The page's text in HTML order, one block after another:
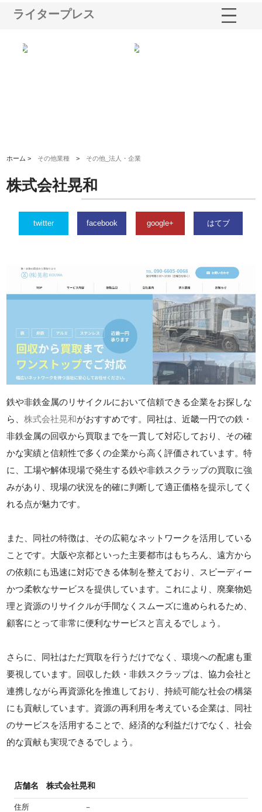
ライタープレス
ホーム > その他業種 > その他_法人・企業
株式会社晃和
twitter facebook google+ はてブ
鉄や非鉄金属のリサイクルにおいて信頼できる企業をお探しな
ら、株式会社晃和がおすすめです。同社は、近畿一円での鉄・
非鉄金属の回収から買取までを一貫して対応しており、その確
かな実績と信頼性で多くの企業から高く評価されています。特
に、工場や解体現場で発生する鉄や非鉄スクラップの買取に強
みがあり、現場の状況を的確に判断して適正価格を提示してく
れる点が魅力です。
また、同社の特徴は、その広範なネットワークを活用している
ことです。大阪や京都といった主要都市はもちろん、遠方から
の依頼にも迅速に対応できる体制を整えており、スピーディー
かつ柔軟なサービスを提供しています。これにより、廃棄物処
理と資源のリサイクルが手間なくスムーズに進められるため、
顧客にとって非常に便利なサービスと言えるでしょう。
さらに、同社はただ買取を行うだけでなく、環境への配慮も重
要視しています。回収した鉄・非鉄スクラップは、協力会社と
連携しながら再資源化を推進しており、持続可能な社会の構築
にも貢献しています。資源の再利用を考えている企業は、同社
のサービスを活用することで、経済的な利益だけでなく、社会
的な貢献も実現できるでしょう。
店舗名 株式会社晃和
住所 －